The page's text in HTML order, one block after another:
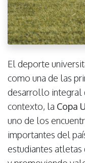
El deporte
como una de las
desarrollo integral
contexto, la Copa
uno de los
importantes del
estudiantes atletas